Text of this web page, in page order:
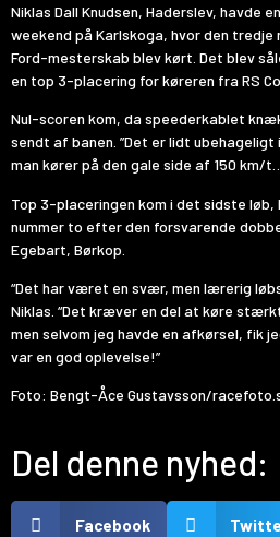
Niklas Dall Knudsen, Haderslev, havde
weekend på Karlskoga, hvor den
Ford-mesterskab blev kørt. Det blev
en top 3-placering for køreren fra RS
Nul-scoren kom, da speederkablet
sendt af banen. ”Det er lidt
man kører på den gale side af 150 km/
Top 3-placeringen kom i det sidste løb,
nummer to efter den forsvarende
Egebart, Børkop.
“Det har været en svær, men lærerig
Niklas. “Det kræver en del at køre
men selvom jeg havde en afkørsel, fik
var en god oplevelse!”
Foto: Bengt-Åce Gustavsson/
Del denne nyhed:
Facebook